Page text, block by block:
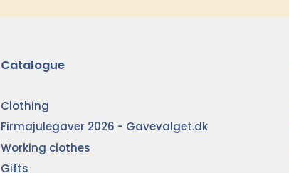
Catalogue
Clothing
Firmajulegaver 2026 - Gavevalget.dk
Working clothes
Gifts